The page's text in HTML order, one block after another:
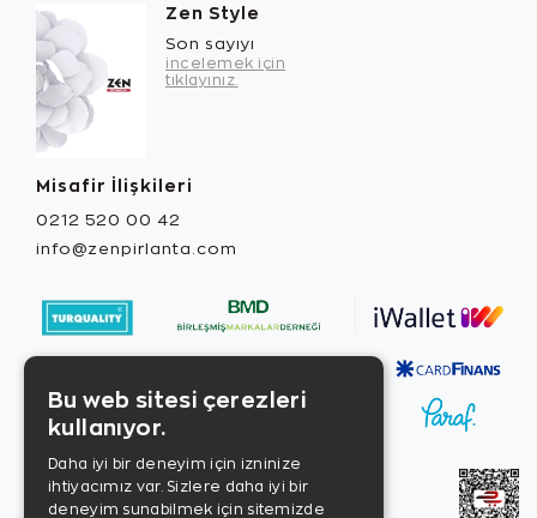
Zen Style
Son sayıyı
incelemek için
tıklayınız.
Misafir İlişkileri
0212 520 00 42
info@zenpirlanta.com
Bu web sitesi çerezleri
kullanıyor.
Daha iyi bir deneyim için izninize
ihtiyacımız var. Sizlere daha iyi bir
deneyim sunabilmek için sitemizde